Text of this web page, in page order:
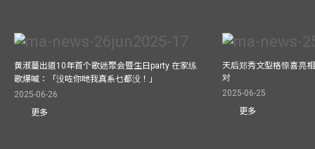
黄淑蔓出道10年首个歌迷聚会暨生日party 在家练
歌爆喊：「没咗你哋我真系乜都没！」
2025-06-26
更多
天后郑秀文型格惊喜亮
对
2025-06-25
更多